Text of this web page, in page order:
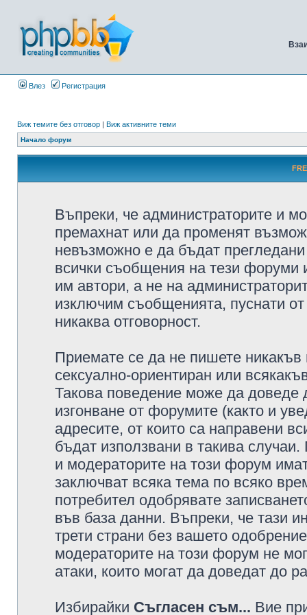
Влез Регистрация
Виж темите без отговор | Виж активните теми
Начало форум
Въпреки, че администраторите и
премахнат или да променят
невъзможно е да бъдат
всички съобщения на тези форуми
им автори, а не на
изключим съобщенията, пуснати
никаква отговорност.
Приемате се да не пишете никакъв
сексуално-ориентиран или
Такова поведение може да доведе
изгонване от форумите (както и
адресите, от които са направени
бъдат използвани в такива
и модераторите на този форум
заключват всяка тема по всяко
потребител одобрявате
във база данни. Въпреки, че тази
трети страни без вашето
модераторите на този форум не
атаки, които могат да доведат до
Избирайки Съгласен съм... Вие